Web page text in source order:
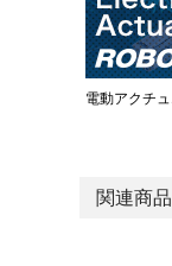
電動アクチ
関連商品